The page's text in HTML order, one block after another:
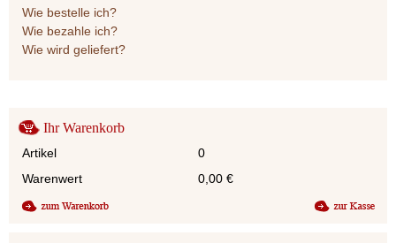
Wie bestelle ich?
Wie bezahle ich?
Wie wird geliefert?
Ihr Warenkorb
Artikel
0
Warenwert
0,00 €